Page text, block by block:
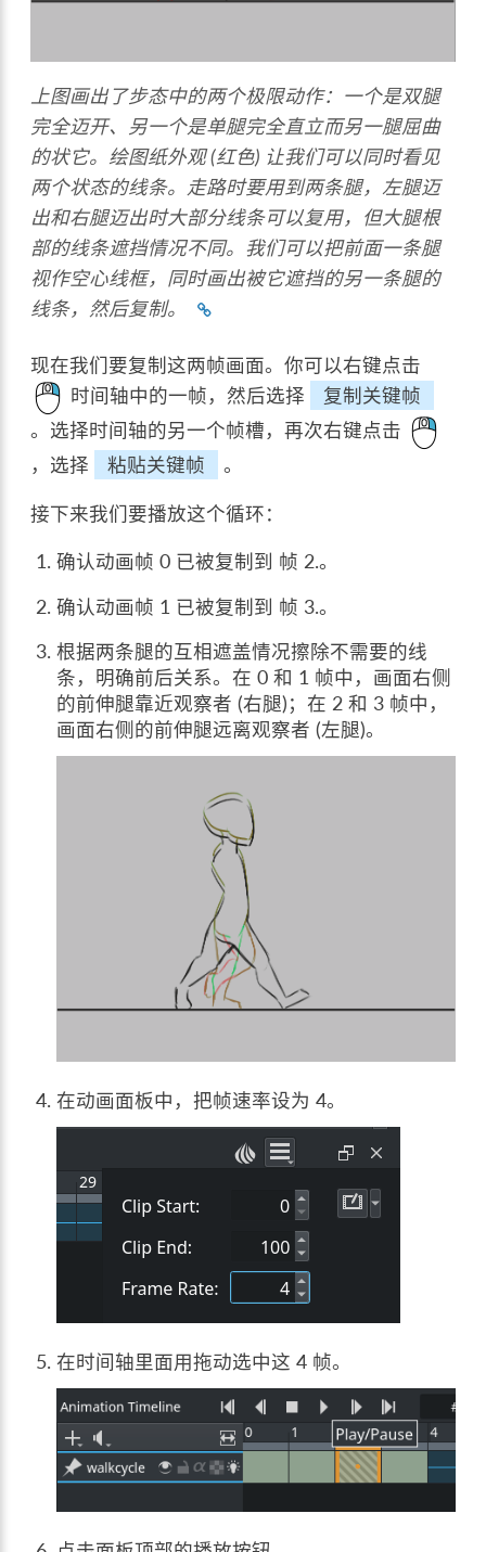
上图画出了步态中的两个极限动作：一个是双腿
完全迈开、另一个是单腿完全直立而另一腿屈曲
的状它。绘图纸外观 (红色) 让我们可以同时看见
两个状态的线条。走路时要用到两条腿，左腿迈
出和右腿迈出时大部分线条可以复用，但大腿根
部的线条遮挡情况不同。我们可以把前面一条腿
视作空心线框，同时画出被它遮挡的另一条腿的
线条，然后复制。
现在我们要复制这两帧画面。你可以右键点击
时间轴中的一帧，然后选择
复制关键帧
。选择时间轴的另一个帧槽，再次右键点击
，选择
粘贴关键帧 。
接下来我们要播放这个循环：
确认动画帧 0 已被复制到 帧 2.。
确认动画帧 1 已被复制到 帧 3.。
根据两条腿的互相遮盖情况擦除不需要的线
条，明确前后关系。在 0 和 1 帧中，画面右侧
的前伸腿靠近观察者 (右腿)；在 2 和 3 帧中，
画面右侧的前伸腿远离观察者 (左腿)。
在动画面板中，把帧速率设为 4。
在时间轴里面用拖动选中这 4 帧。